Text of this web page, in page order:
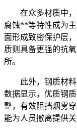
在众多材质中，
腐蚀**等特性成为
面形成致密保护层
质则具备更强的抗
所。
此外，钢质材料
数据显示，优质钢
整，有效阻挡烟雾
能为人员撤离提供关